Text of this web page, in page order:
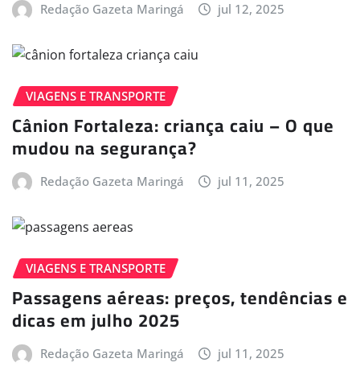
Redação Gazeta Maringá jul 12, 2025
VIAGENS E TRANSPORTE
Cânion Fortaleza: criança caiu – O que
mudou na segurança?
Redação Gazeta Maringá jul 11, 2025
VIAGENS E TRANSPORTE
Passagens aéreas: preços, tendências e
dicas em julho 2025
Redação Gazeta Maringá jul 11, 2025